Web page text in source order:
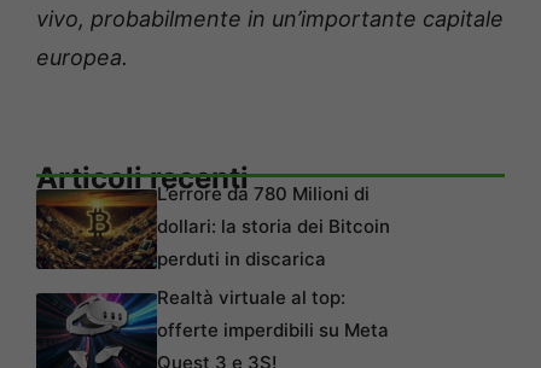
vivo, probabilmente in un’importante capitale
europea.
Articoli recentiL’errore da 780 Milioni di
dollari: la storia dei Bitcoin
perduti in discarica
Realtà virtuale al top:
offerte imperdibili su Meta
Quest 3 e 3S!